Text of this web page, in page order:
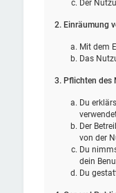
Der
2. Einräumung
Mit dem
Das
3. Pflichten des
Du
Der
von der
Du
dein
Du